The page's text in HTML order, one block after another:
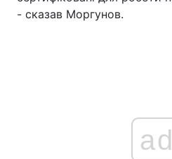
- сказав Моргунов.
ad